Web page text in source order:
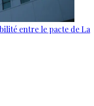
entre le pacte de La